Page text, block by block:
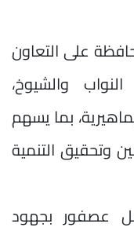
على التعاون
والشيوخ،
بما يسهم
وتحقيق التنمية
عصفور بجهود